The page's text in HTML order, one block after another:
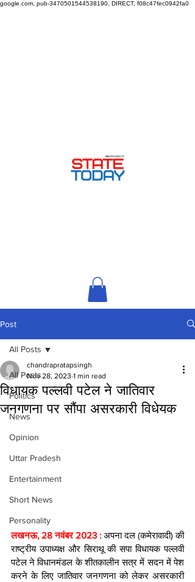
google.com, pub-3470501544538190, DIRECT, f08c47fec0942fa0
Post
All Posts
Politics
News
Opinion
Uttar Pradesh
Entertainment
Short News
Personality
All Posts
विधायक पल्लवी पटेल ने जातिवार
जनगणना पर सौंपा असरकारी विधेयक
chandrapratapsingh
Nov 28, 2023 1 min read
लखनऊ, 28 नवंबर 2023 : अपना दल (कमेरावादी) की
राष्ट्रीय उपाध्यक्ष और सिराथू की सपा विधायक पल्लवी
पटेल ने विधानमंडल के शीतकालीन सत्र में सदन में पेश
करने के लिए जातिवार जनगणना को लेकर असरकारी